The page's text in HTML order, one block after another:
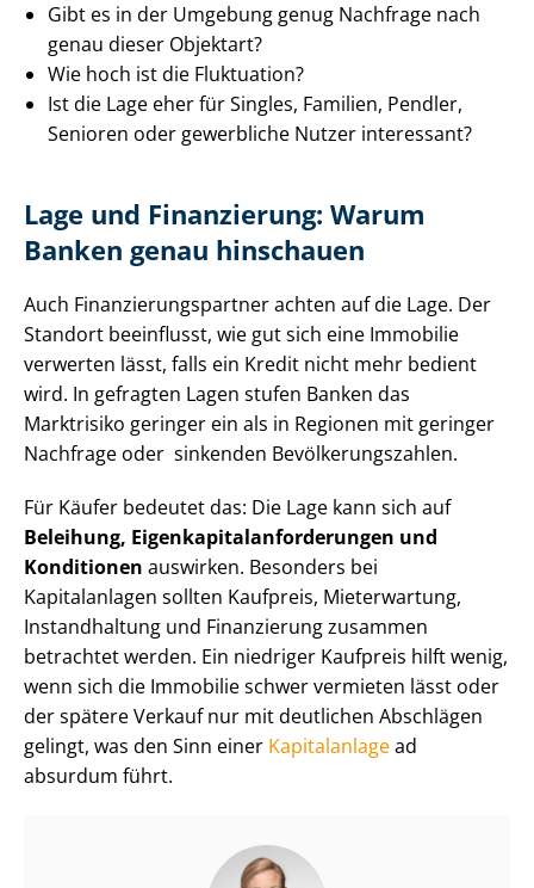
Gibt es in der Umgebung genug Nachfrage nach
genau dieser Objektart?
Wie hoch ist die Fluktuation?
Ist die Lage eher für Singles, Familien, Pendler,
Senioren oder gewerbliche Nutzer interessant?
Lage und Finanzierung: Warum
Banken genau hinschauen
Auch Fi­nan­zie­rungs­part­ner achten auf die Lage. Der
Standort beeinflusst, wie gut sich eine Immobilie
verwerten lässt, falls ein Kredit nicht mehr bedient
wird. In gefragten Lagen stufen Banken das
Marktrisiko geringer ein als in Regionen mit geringer
Nachfrage oder sinkenden Be­völ­ke­rungs­zah­len.
Für Käufer bedeutet das: Die Lage kann sich auf
Beleihung, Ei­gen­ka­pi­tal­an­for­de­run­gen und
Konditionen auswirken. Besonders bei
Kapitalanlagen sollten Kaufpreis, Mieterwartung,
Instandhaltung und Finanzierung zusammen
betrachtet werden. Ein niedriger Kaufpreis hilft wenig,
wenn sich die Immobilie schwer vermieten lässt oder
der spätere Verkauf nur mit deutlichen Abschlägen
gelingt, was den Sinn einer Kapitalanlagead
absurdum führt.